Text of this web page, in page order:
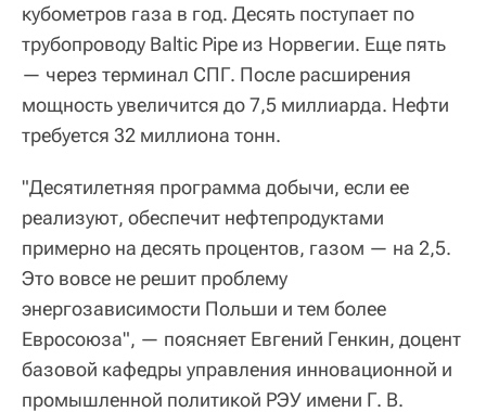
кубометров газа в год. Десять поступает по
трубопроводу Baltic Pipe из Норвегии. Еще пять
— через терминал СПГ. После расширения
мощность увеличится до 7,5 миллиарда. Нефти
требуется 32 миллиона тонн.
"Десятилетняя программа добычи, если ее
реализуют, обеспечит нефтепродуктами
примерно на десять процентов, газом — на 2,5.
Это вовсе не решит проблему
энергозависимости Польши и тем более
Евросоюза", — поясняет Евгений Генкин, доцент
базовой кафедры управления инновационной и
промышленной политикой РЭУ имени Г. В.